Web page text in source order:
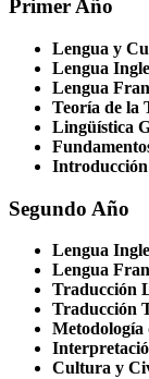
Primer Año
Lengua y
Lengua
Lengua
Teoría de la
Lingüística
Segundo Año
Lengua
Lengua
Traducción
Traducción
Metodología
Cultura y